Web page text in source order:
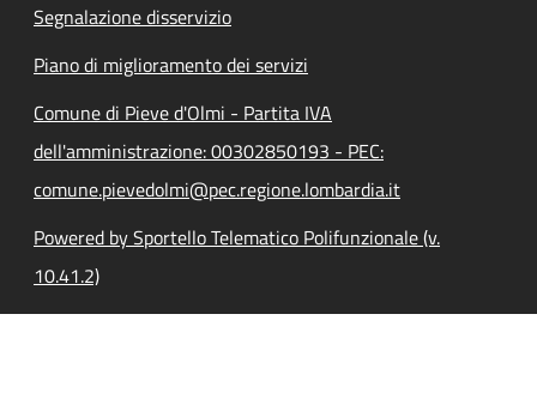
Segnalazione disservizio
Piano di miglioramento dei servizi
Comune di Pieve d'Olmi - Partita IVA
dell'amministrazione: 00302850193 - PEC:
comune.pievedolmi@pec.regione.lombardia.it
Powered by Sportello Telematico Polifunzionale (v.
10.41.2)